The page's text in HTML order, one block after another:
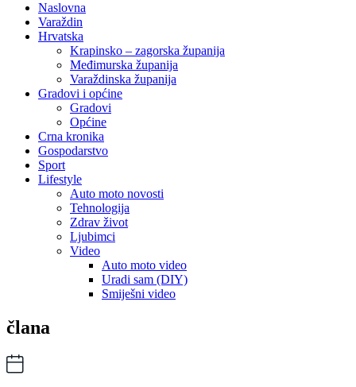
Naslovna
Varaždin
Hrvatska
Krapinsko – zagorska županija
Međimurska županija
Varaždinska županija
Gradovi i općine
Gradovi
Općine
Crna kronika
Gospodarstvo
Sport
Lifestyle
Auto moto novosti
Tehnologija
Zdrav život
Ljubimci
Video
Auto moto video
Uradi sam (DIY)
Smiješni video
člana